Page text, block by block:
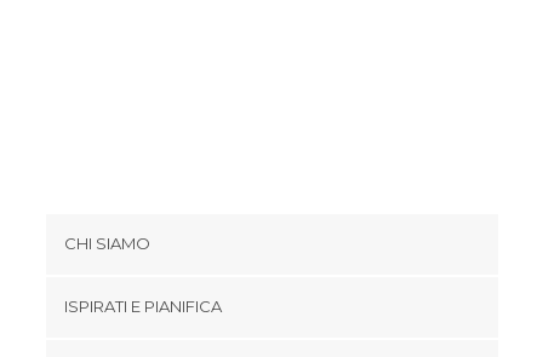
CHI SIAMO
ISPIRATI E PIANIFICA